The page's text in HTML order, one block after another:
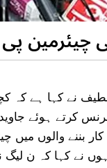
پی
نے کہا ہے کہ
کرتے ہوئے
کار بننے والوں
نے کہا کہ ن لیگ